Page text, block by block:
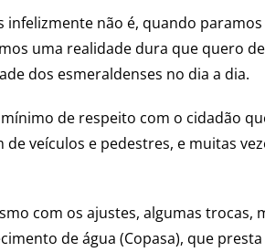
infelizmente não é, quando
uma realidade dura que quero
dos esmeraldenses no dia a dia.
de respeito com o cidadão
veículos e pedestres, e muitas
com os ajustes, algumas
de água (Copasa), que